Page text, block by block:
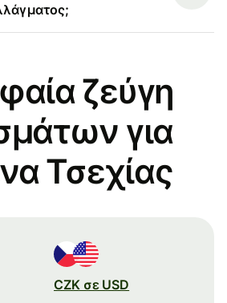
ζεύγη
για
Τσεχίας
CZK σε USD